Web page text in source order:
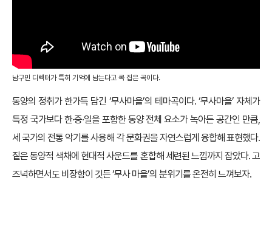
남구민 디렉터가 특히 기억에 남는다고 콕 집은 곡이다.
동양의 정취가 한가득 담긴 ‘무사마을’의 테마곡이다. ‘무사마을’ 자체가
특정 국가보다 한·중·일을 포함한 동양 전체 요소가 녹아든 공간인 만큼,
세 국가의 전통 악기를 사용해 각 문화권을 자연스럽게 융합해 표현했다.
짙은 동양적 색채에 현대적 사운드를 혼합해 세련된 느낌까지 잡았다. 고
즈넉하면서도 비장함이 깃든 ‘무사 마을’의 분위기를 온전히 느껴보자.